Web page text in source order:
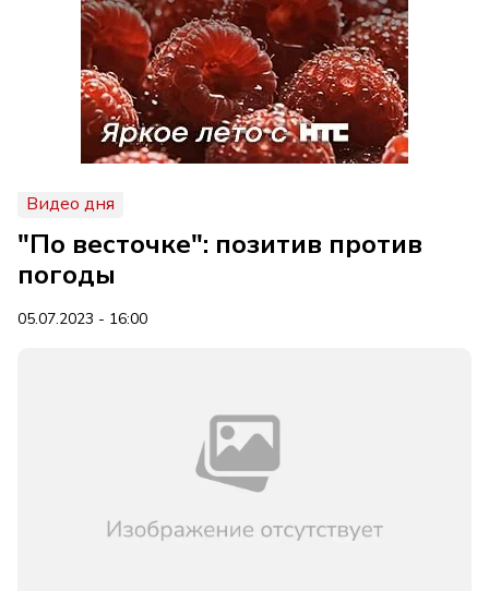
Видео дня
"По весточке": позитив против
погоды
05.07.2023 - 16:00